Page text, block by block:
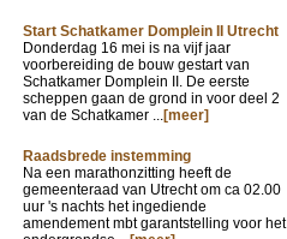
Start Schatkamer Domplein II Utrecht
Donderdag 16 mei is na vijf jaar
voorbereiding de bouw gestart van
Schatkamer Domplein II. De eerste
scheppen gaan de grond in voor deel 2
van de Schatkamer ...[meer]
Raadsbrede instemming
Na een marathonzitting heeft de
gemeenteraad van Utrecht om ca 02.00
uur 's nachts het ingediende
amendement mbt garantstelling voor het